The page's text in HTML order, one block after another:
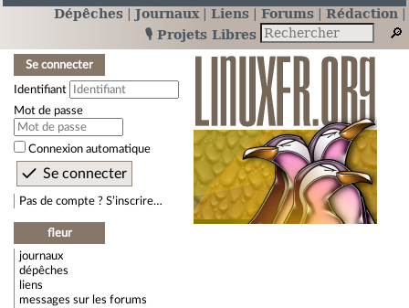
Dépêches Journaux Liens Forums
Rédaction
🎙️ Projets Libres
Se connecter
Identifiant
Mot de passe
Connexion automatique
Pas de compte ? S’inscrire…
fleur
journaux
dépêches
liens
messages sur les forums